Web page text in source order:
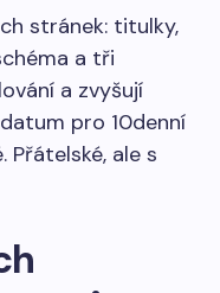
stránek: titulky,
a tři
a zvyšují
pro 10denní
Přátelské, ale s